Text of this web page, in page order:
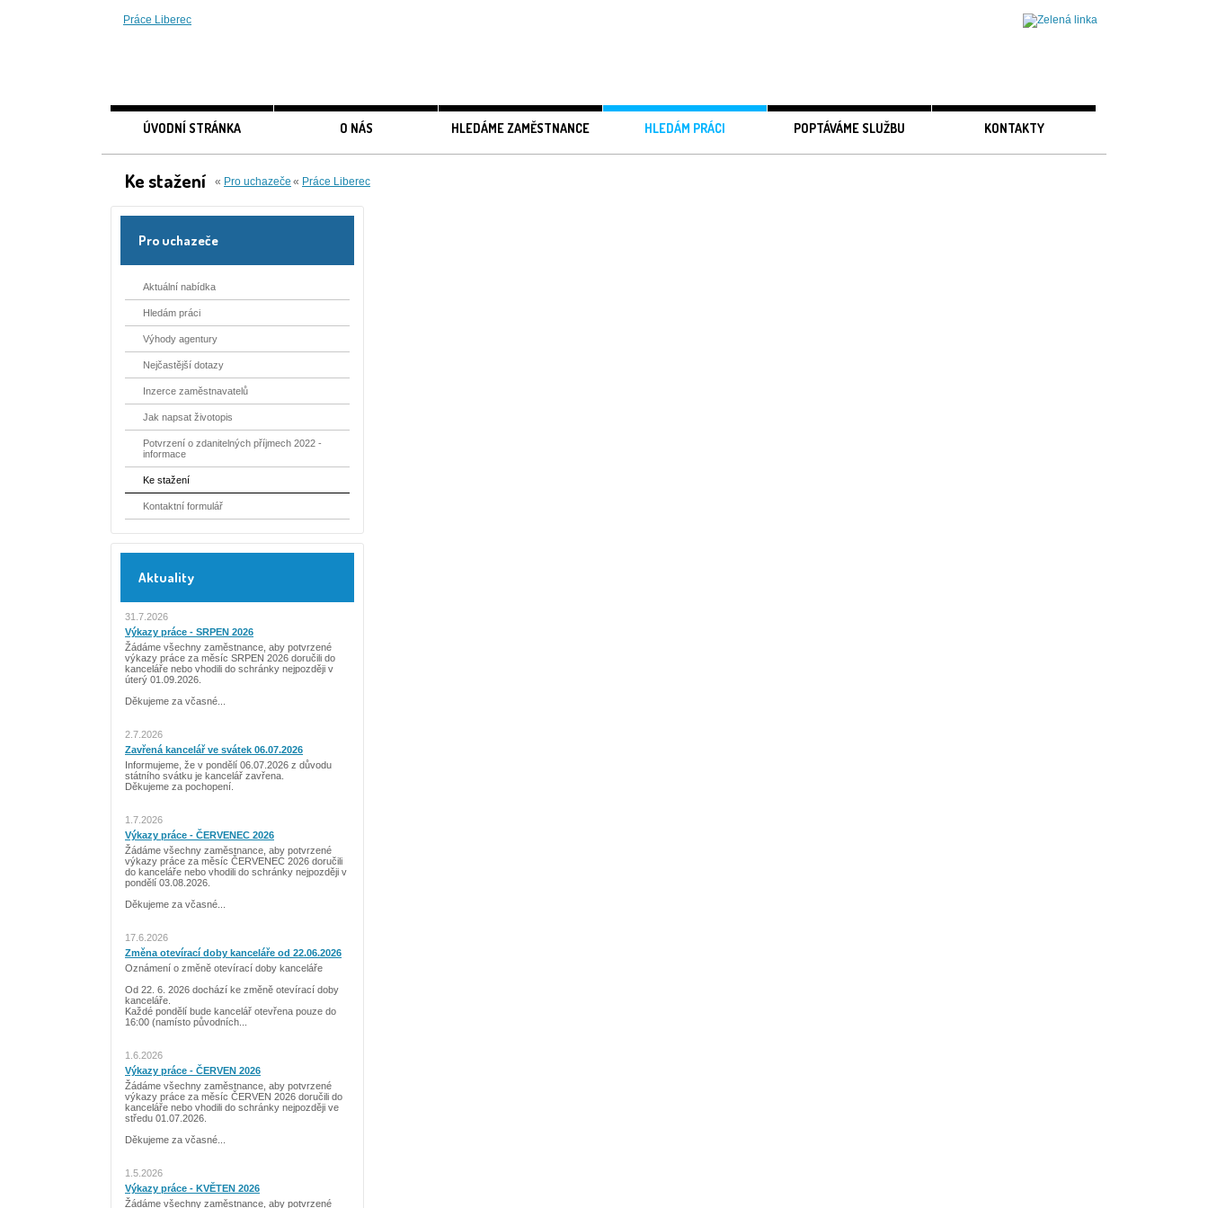
Práce Liberec
ÚVODNÍ STRÁNKA O NÁS HLEDÁME ZAMĚSTNANCE HLEDÁM PRÁCI POPTÁVÁME SLUŽBU KONTAKTY
Ke stažení « Pro uchazeče « Práce Liberec
Pro uchazeče
Aktuální nabídka
Hledám práci
Výhody agentury
Nejčastější dotazy
Inzerce zaměstnavatelů
Jak napsat životopis
Potvrzení o zdanitelných příjmech 2022 -
informace
Ke stažení
Kontaktní formulář
Aktuality
31.7.2026
Výkazy práce - SRPEN 2026
Žádáme všechny zaměstnance, aby potvrzené
výkazy práce za měsíc SRPEN 2026 doručili do
kanceláře nebo vhodili do schránky nejpozději v
úterý 01.09.2026.
Děkujeme za včasné...
2.7.2026
Zavřená kancelář ve svátek 06.07.2026
Informujeme, že v pondělí 06.07.2026 z důvodu
státního svátku je kancelář zavřena.
Děkujeme za pochopení.
1.7.2026
Výkazy práce - ČERVENEC 2026
Žádáme všechny zaměstnance, aby potvrzené
výkazy práce za měsíc ČERVENEC 2026 doručili
do kanceláře nebo vhodili do schránky nejpozději v
pondělí 03.08.2026.
Děkujeme za včasné...
17.6.2026
Změna otevírací doby kanceláře od 22.06.2026
Oznámení o změně otevírací doby kanceláře
Od 22. 6. 2026 dochází ke změně otevírací doby
kanceláře.
Každé pondělí bude kancelář otevřena pouze do
16:00 (namísto původních...
1.6.2026
Výkazy práce - ČERVEN 2026
Žádáme všechny zaměstnance, aby potvrzené
výkazy práce za měsíc ČERVEN 2026 doručili do
kanceláře nebo vhodili do schránky nejpozději ve
středu 01.07.2026.
Děkujeme za včasné...
1.5.2026
Výkazy práce - KVĚTEN 2026
Žádáme všechny zaměstnance, aby potvrzené